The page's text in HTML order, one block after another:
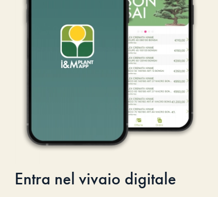
Entra nel vivaio digitale